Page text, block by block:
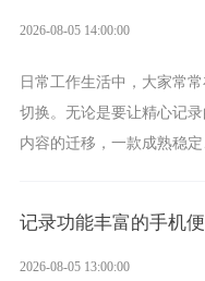
2026-08-05 14:00:00
日常工作生活中，大家常
切换。无论是要让精心记
内容的迁移，一款成熟稳
记录功能丰富的手机
2026-08-05 13:00:00